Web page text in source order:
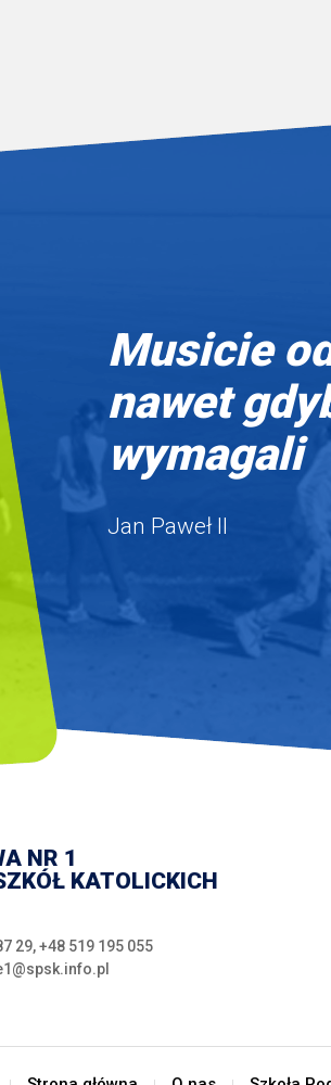
Musicie
nawet
wymagali
Jan Paweł II
NR 1
KATOLICKICH
29,+48 519 195 055